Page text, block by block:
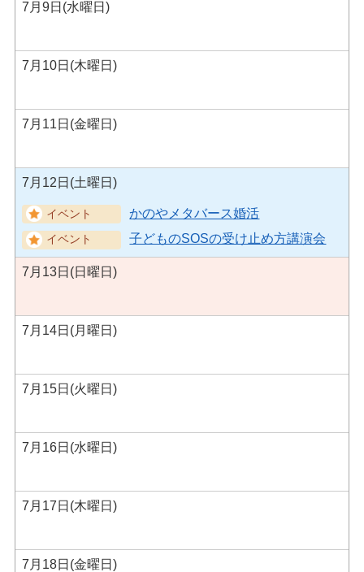
7月9日(水曜日)
7月10日(木曜日)
7月11日(金曜日)
7月12日(土曜日)
かのやメタバース婚活
子どものSOSの受け止め方講演会
7月13日(日曜日)
7月14日(月曜日)
7月15日(火曜日)
7月16日(水曜日)
7月17日(木曜日)
7月18日(金曜日)